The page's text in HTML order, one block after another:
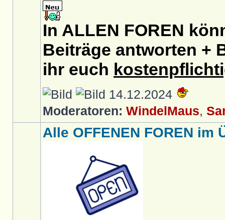
In ALLEN FOREN
Beiträge antworten +
ihr euch
14.12.2024
Moderatoren: WindelMaus,
Alle OFFENEN FOREN im